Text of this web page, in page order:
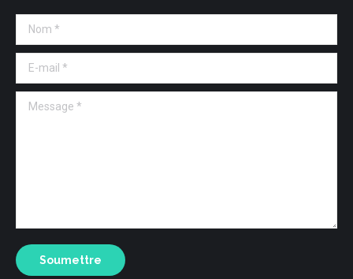
Nom *
E-mail *
Message *
Soumettre